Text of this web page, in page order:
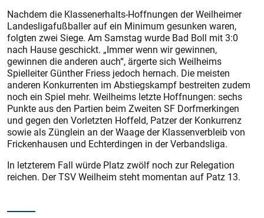
Nachdem die Klassenerhalts-Hoffnungen der Weilheimer
Landesligafußballer auf ein Minimum gesunken waren,
folgten zwei Siege. Am Samstag wurde Bad Boll mit 3:0
nach Hause geschickt. „Immer wenn wir gewinnen,
gewinnen die anderen auch“, ärgerte sich Weilheims
Spielleiter Günther Friess jedoch hernach. Die meisten
anderen Konkurrenten im Abstiegskampf bestreiten zudem
noch ein Spiel mehr. Weilheims letzte Hoffnungen: sechs
Punkte aus den Partien beim Zweiten SF Dorfmerkingen
und gegen den Vorletzten Hoffeld, Patzer der Konkurrenz
sowie als Zünglein an der Waage der Klassenverbleib von
Frickenhausen und Echterdingen in der Verbandsliga.
In letzterem Fall würde Platz zwölf noch zur Relegation
reichen. Der TSV Weilheim steht momentan auf Patz 13.